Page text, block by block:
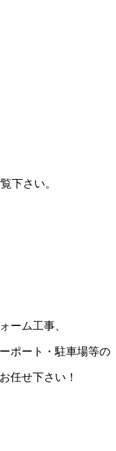
下さい。
ーム工事、
ポート・駐車場等の
任せ下さい！